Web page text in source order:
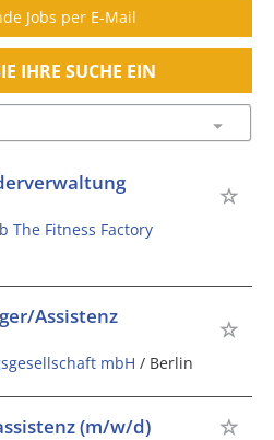
Jobs per E-Mail
IHRE SUCHE EIN
The Fitness Factory
Assistenz
mbH / Berlin
(m/w/d)